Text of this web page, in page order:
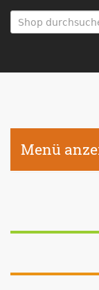
zum
Hauptinhalt
Menü